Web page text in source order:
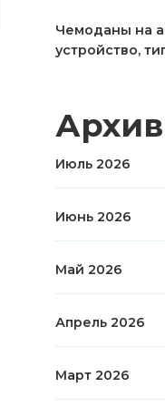
Чемоданы на
устройство,
Архив
Июль 2026
Июнь 2026
Май 2026
Апрель 2026
Март 2026